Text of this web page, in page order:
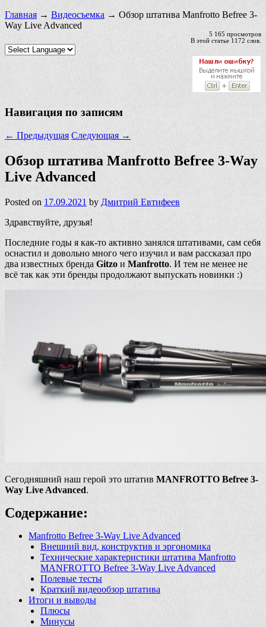
Главная → Видеосъемка → Обзор штатива Manfrotto Befree 3-
Way Live Advanced
5 165 просмотров
В этой статье 1172 слов.
Навигация по записям
← Предыдущая Следующая →
Обзор штатива Manfrotto Befree 3-Way
Live Advanced
Posted on 17.09.2021 by Дмитрий Евтифеев
Здравствуйте, друзья!
Последние годы я как-то активно занялся штативами, сам себя
оснастил и довольно много чего изучил и вам рассказал про
два известных бренда Gitzo и Manfrotto. И тем не менее не
всё так как эти бренды продолжают выпускать новинки :)
Сегодняшний наш герой это штатив MANFROTTO Befree 3-
Way Live Advanced.
Содержание:
Manfrotto Befree 3-Way Live Advanced
Внешний вид, конструктив и эргономика
Технические характеристики штатива Manfrotto
MANFROTTO Befree 3-Way Live Advanced
Полевые тесты
Краткий видеообзор штатива
Итоги и выводы
Плюсы
Минусы